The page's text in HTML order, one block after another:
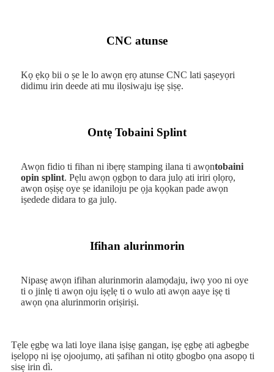
CNC atunse
Kọ ẹkọ bii o ṣe le lo awọn ẹrọ atunse CNC lati ṣaṣeyọri
didimu irin deede ati mu ilọsiwaju iṣẹ ṣiṣẹ.
Ontẹ Tobaini Splint
Awọn fidio ti fihan ni ibẹrẹ stamping ilana ti awọntobaini
opin splint. Pẹlu awọn ọgbọn to dara julọ ati iriri ọlọrọ,
awọn oṣiṣẹ oye ṣe idaniloju pe ọja kọọkan pade awọn
iṣedede didara to ga julọ.
Ifihan alurinmorin
Nipasẹ awọn ifihan alurinmorin alamọdaju, iwọ yoo ni oye
ti o jinlẹ ti awọn oju iṣẹlẹ ti o wulo ati awọn aaye iṣẹ ti
awọn ọna alurinmorin oriṣiriṣi.
Tẹle ẹgbẹ wa lati loye ilana iṣiṣẹ gangan, iṣẹ ẹgbẹ ati agbegbe
iṣelọpọ ni iṣẹ ojoojumọ, ati ṣafihan ni otitọ gbogbo ọna asopọ ti
sisẹ irin dì.